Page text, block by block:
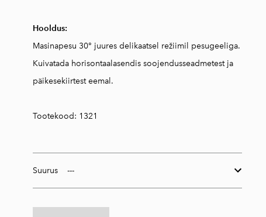
Hooldus:
Masinapesu 30° juures delikaatsel režiimil pesugeeliga.
Kuivatada horisontaalasendis soojendusseadmetest ja
päikesekiirtest eemal.
Tootekood: 1321
Suurus